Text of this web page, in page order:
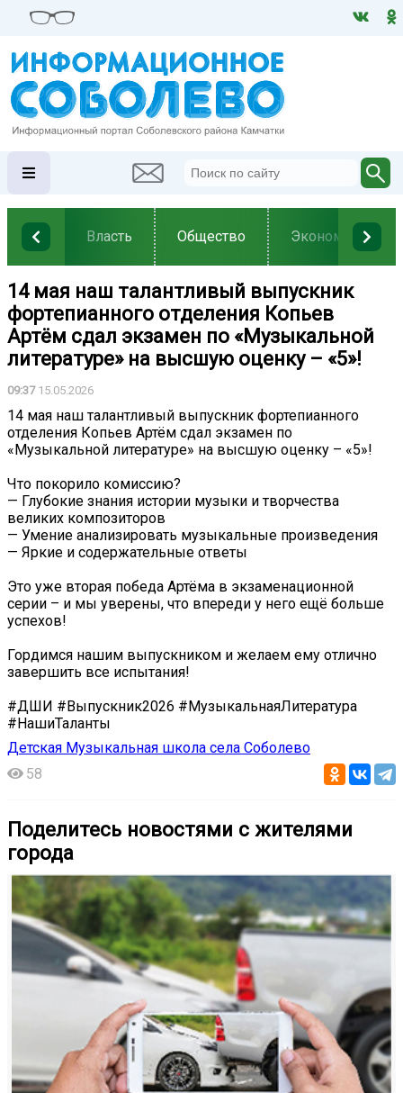
Власть Общество Экономика
14 мая наш талантливый выпускник
фортепианного отделения Копьев
Артём сдал экзамен по «Музыкальной
литературе» на высшую оценку – «5»!
09:3715.05.2026
14 мая наш талантливый выпускник фортепианного
отделения Копьев Артём сдал экзамен по
«Музыкальной литературе» на высшую оценку – «5»!
Что покорило комиссию?
— Глубокие знания истории музыки и творчества
великих композиторов
— Умение анализировать музыкальные произведения
— Яркие и содержательные ответы
Это уже вторая победа Артёма в экзаменационной
серии – и мы уверены, что впереди у него ещё больше
успехов!
Гордимся нашим выпускником и желаем ему отлично
завершить все испытания!
#ДШИ #Выпускник2026 #МузыкальнаяЛитература
#НашиТаланты
Детская Музыкальная школа села Соболево
58
Поделитесь новостями с жителями
города